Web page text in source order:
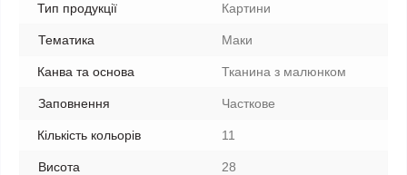
Тип продукції Картини
Тематика Маки
Канва та основа Тканина з малюнком
Заповнення Часткове
Кількість кольорів 11
Висота 28